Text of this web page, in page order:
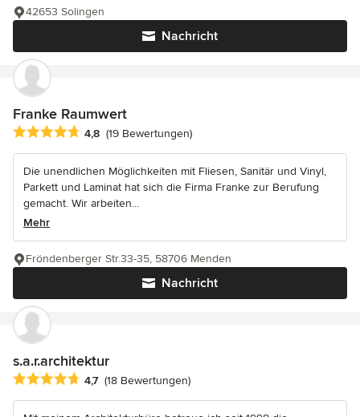
Nachricht
42653 Solingen
Franke Raumwert
Durchschnittliche Bewertung: 4.8 von 5 Sternen
4,8 (19 Bewertungen)
Die unendlichen Möglichkeiten mit Fliesen, Sanitär und Vinyl,
Parkett und Laminat hat sich die Firma Franke zur Berufung
gemacht. Wir arbeiten...
Mehr
Nachricht
Fröndenberger Str.33-35, 58706 Menden
s.a.r.architektur
Durchschnittliche Bewertung: 4.7 von 5 Sternen
4,7 (18 Bewertungen)